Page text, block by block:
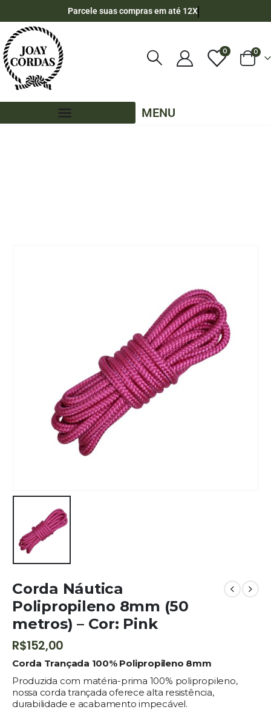
Parcele suas compras em até 12X
0 0
MENU
Corda Náutica
Polipropileno 8mm (50
metros) – Cor: Pink
R$152,00
Corda Trançada 100% Polipropileno 8mm
Produzida com matéria-prima 100% polipropileno,
nossa corda trançada oferece alta resistência,
durabilidade e acabamento impecável.